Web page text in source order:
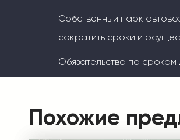
Собственный парк
сократить сроки и
Обязательства по
Похожие